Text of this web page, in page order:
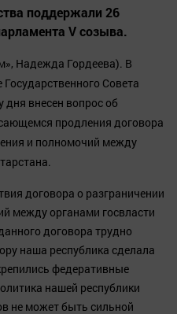
поддержали 26
V созыва.
Надежда Гордеева). В
Совета
дня внесен вопрос об
продления договора
и полномочий между
договора о разграничении
между органами госвласти
договора трудно
наша республика сделала
федеративные
нашей республики
не может быть сильной